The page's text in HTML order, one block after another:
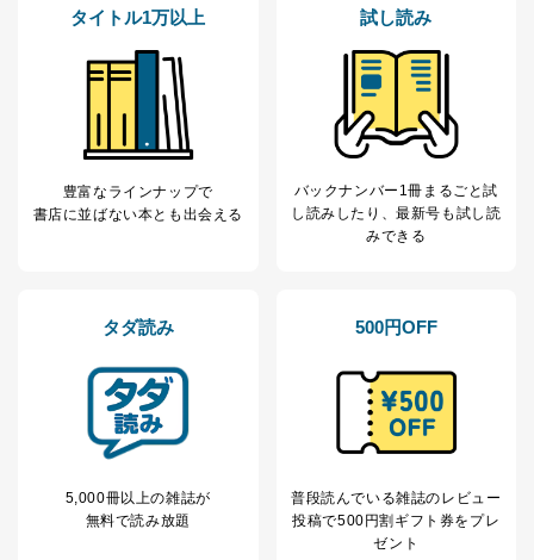
法令に基づく場合
人の生命､身体または財産の保護のために必要がある
場合であって、本人の同意を得ることが困難であると
き。
公衆衛生の向上または児童の健全な育成の推進のため
に特に必要がある場合であって、本人の同意を得るこ
とが困難である場合。
た者が法令の定める事務を遂行することに対して協力
する必要がある場合であって、本人の同意を得ること
により当該事務の遂行に支障を及ぼすおそれがあると
託・提供する場合、その業務に必要な範囲で委託・提
委託・提供先企業は具体的には以下のような企業です
が、これらに限りません。
委託先：カスタマーサポート支援会社 、クレジッ
トカード決済などの決済代行・料金回収会社、広
告配信サービス会社
提供先：出版社、出版物発売元、卸売会社、販売
店など商品の供給者、梱包会社、配送会社、新聞
販売店などの梱包・配送・配達会社
タイトル1万以上
豊富なラインナップで
書店に並ばない本とも出会える
試し読み
バックナンバー1冊まるごと試
し読み したり、最新号も試し読
みできる
タダ読み
5,000冊以上の雑誌が
無料で読み放題
500円OFF
普段読んでいる雑誌のレビュー
投稿で500円割ギフト券をプレ
ゼント